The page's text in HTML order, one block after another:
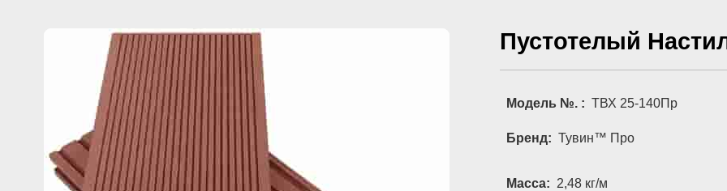
Пустотелый
Модель №. : ТВХ 25-140Пр
Бренд: Тувин™ Про
Масса: 2,48 кг/м